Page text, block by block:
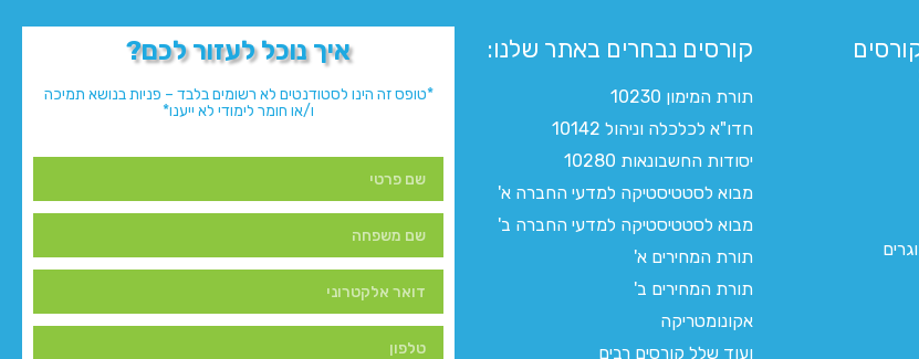
קורסים נבחרים באתר שלנו:​
תורת המימון 10230
חדו"א לכלכלה וניהול 10142
יסודות החשבונאות 10280
מבוא לסטטיסטיקה למדעי החברה א'
מבוא לסטטיסטיקה למדעי החברה ב'
תורת המחירים א'
תורת המחירים ב'
אקונומטריקה
ועוד שלל קורסים רבים
איך נוכל לעזור לכם?
*טופס זה הינו לסטודנטים לא רשומים בלבד – פניות בנושא תמיכה
ו/או חומר לימודי לא ייענו*